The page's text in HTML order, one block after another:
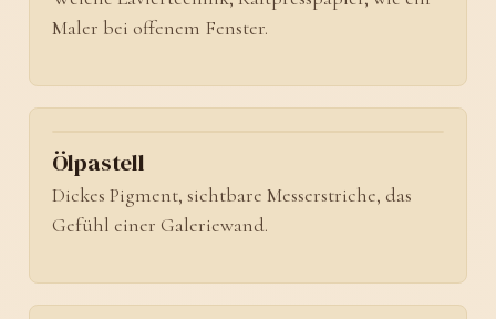
Maler bei offenem Fenster.
Ölpastell
Dickes Pigment, sichtbare Messerstriche, das
Gefühl einer Galeriewand.